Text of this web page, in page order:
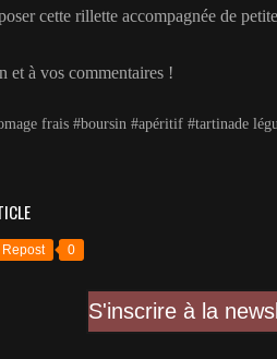
cette rillette accompagnée de
et à vos commentaires !
frais #boursin #apéritif #tartinade
Repost 0
S'inscrire à la